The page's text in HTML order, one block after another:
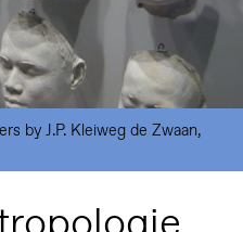
by J.P. Kleiweg de Zwaan,